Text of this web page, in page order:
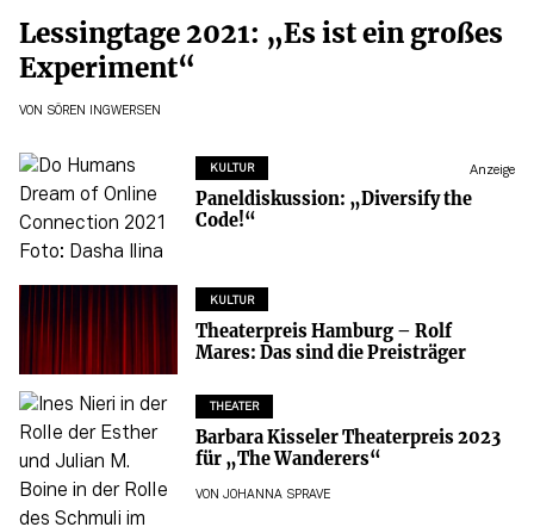
Lessingtage 2021: „Es ist ein großes
Experiment“
VON SÖREN INGWERSEN
KULTUR Anzeige
Paneldiskussion: „Diversify the
Code!“
KULTUR
Theaterpreis Hamburg – Rolf
Mares: Das sind die Preisträger
THEATER
Barbara Kisseler Theaterpreis 2023
für „The Wanderers“
VON JOHANNA SPRAVE